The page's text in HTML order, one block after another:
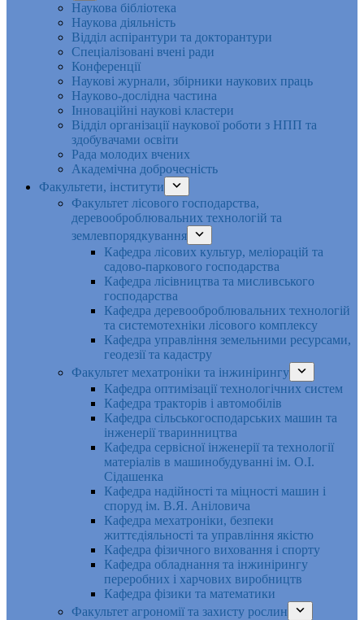
Наукова бібліотека
Наукова діяльність
Відділ аспірантури та докторантури
Спеціалізовані вчені ради
Конференції
Наукові журнали, збірники наукових праць
Науково-дослідна частина
Інноваційні наукові кластери
Відділ організації наукової роботи з НПП та
здобувачами освіти
Рада молодих вчених
Академічна доброчесність
Факультети, інститути
Факультет лісового господарства,
деревооброблювальних технологій та
землевпорядкування
Кафедра лісових культур, меліорацій та
садово-паркового господарства
Кафедра лісівництва та мисливського
господарства
Кафедра деревооброблювальних технологій
та системотехніки лісового комплексу
Кафедра управління земельними ресурсами,
геодезії та кадастру
Факультет мехатроніки та інжинірингу
Кафедра оптимізації технологічних систем
Кафедра тракторів і автомобілів
Кафедра сільськогосподарських машин та
інженерії тваринництва
Кафедра cервісної інженерії та технології
матеріалів в машинобудуванні ім. О.І.
Сідашенка
Кафедра надійності та міцності машин і
споруд ім. В.Я. Аніловича
Кафедра мехатроніки, безпеки
життєдіяльності та управління якістю
Кафедра фізичного виховання і спорту
Кафедра обладнання та інжинірингу
переробних і харчових виробництв
Кафедра фізики та математики
Факультет агрономії та захисту рослин